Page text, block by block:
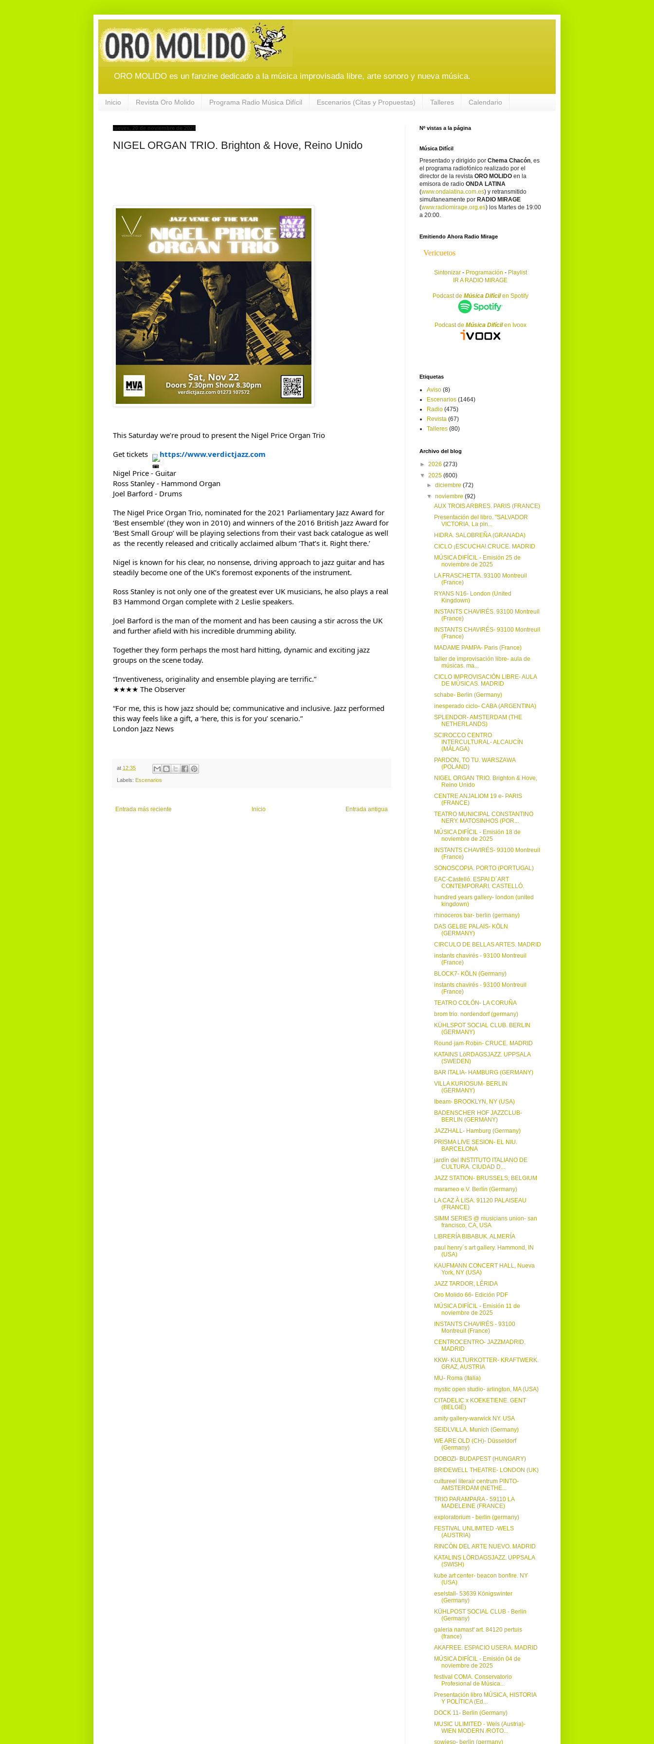
ORO MOLIDO es un fanzine dedicado a la música improvisada libre, arte sonoro y nueva música.
Inicio Revista Oro Molido Programa Radio Música Difícil Escenarios (Citas y Propuestas) Talleres Calendario
jueves, 20 de noviembre de 2025
NIGEL ORGAN TRIO. Brighton & Hove, Reino Unido
This Saturday we’re proud to present the Nigel Price Organ Trio
Get tickets
https://www.verdictjazz.com
Nigel Price - Guitar
Ross Stanley - Hammond Organ
Joel Barford - Drums
The Nigel Price Organ Trio, nominated for the 2021 Parliamentary Jazz Award for
‘Best ensemble’ (they won in 2010) and winners of the 2016 British Jazz Award for
‘Best Small Group’ will be playing selections from their vast back catalogue as well
as the recently released and critically acclaimed album ‘That’s it. Right there.’
Nigel is known for his clear, no nonsense, driving approach to jazz guitar and has
steadily become one of the UK’s foremost exponents of the instrument.
Ross Stanley is not only one of the greatest ever UK musicians, he also plays a real
B3 Hammond Organ complete with 2 Leslie speakers.
Joel Barford is the man of the moment and has been causing a stir across the UK
and further afield with his incredible drumming ability.
Together they form perhaps the most hard hitting, dynamic and exciting jazz
groups on the scene today.
“Inventiveness, originality and ensemble playing are terrific.”
★★★★ The Observer
“For me, this is how jazz should be; communicative and inclusive. Jazz performed
this way feels like a gift, a ‘here, this is for you’ scenario.”
London Jazz News
at 12:35
Labels: Escenarios
Entrada más reciente Entrada antigua
Inicio
Nº vistas a la página
Música Difícil
Presentado y dirigido por Chema Chacón, es
el programa radiofónico realizado por el
director de la revista ORO MOLIDO en la
emisora de radio ONDA LATINA
(www.ondalatina.com.es) y retransmitido
simultaneamente por RADIO MIRAGE
(www.radiomirage.org.es) los Martes de 19:00
a 20:00.
Emitiendo Ahora Radio Mirage
Sintonizar - Programación - Playlist
IR A RADIO MIRAGE
Podcast de Música Difícilen Spotify
Podcast de Música Difícilen Ivoox
Etiquetas
Aviso (8)
Escenarios (1464)
Radio (475)
Revista (67)
Talleres (80)
Archivo del blog
► 2026 (273)
▼ 2025 (600)
►diciembre(72)
▼noviembre(92)
AUX TROIS ARBRES. PARIS (FRANCE)
Presentación del libro. "SALVADOR
VICTORIA. La pin...
HIDRA. SALOBREÑA (GRANADA)
CICLO ¡ESCUCHA!.CRUCE. MADRID
MÚSICA DIFÍCIL - Emisión 25 de
noviembre de 2025
LA FRASCHETTA. 93100 Montreuil
(France)
RYANS N16- London (United
Kingdown)
INSTANTS CHAVIRÉS. 93100 Montreuil
(France)
INSTANTS CHAVIRÉS- 93100 Montreuil
(France)
MADAME PAMPA- Paris (France)
taller de improvisación libre- aula de
músicas. ma...
CICLO IMPROVISACIÓN LIBRE- AULA
DE MÚSICAS. MADRID
schabe- Berlin (Germany)
inesperado ciclo- CABA (ARGENTINA)
SPLENDOR- AMSTERDAM (THE
NETHERLANDS)
SCIROCCO CENTRO
INTERCULTURAL- ALCAUCÍN
(MÁLAGA)
PARDON, TO TU. WARSZAWA
(POLAND)
NIGEL ORGAN TRIO. Brighton & Hove,
Reino Unido
CENTRE ANJALIOM 19 e- PARIS
(FRANCE)
TEATRO MUNICIPAL CONSTANTINO
NERY. MATOSINHOS (POR...
MÚSICA DIFÍCIL - Emisión 18 de
noviembre de 2025
INSTANTS CHAVIRÉS- 93100 Montreuil
(France)
SONOSCOPIA. PORTO (PORTUGAL)
EAC-Castelló. ESPAI D´ART
CONTEMPORARI. CASTELLÓ.
hundred years gallery- london (united
kingdown)
rhinoceros bar- berlin (germany)
DAS GELBE PALAIS- KÖLN
(GERMANY)
CIRCULO DE BELLAS ARTES. MADRID
instants chavirés - 93100 Montreuil
(France)
BLOCK7- KÖLN (Germany)
instants chavirés - 93100 Montreuil
(France)
TEATRO COLÓN- LA CORUÑA
brom trio. nordendorf (germany)
KÜHLSPOT SOCIAL CLUB. BERLIN
(GERMANY)
Round·jam·Robin- CRUCE. MADRID
KATAINS LöRDAGSJAZZ. UPPSALA
(SWEDEN)
BAR ITALIA- HAMBURG (GERMANY)
VILLA KURIOSUM- BERLIN
(GERMANY)
Ibeam- BROOKLYN, NY (USA)
BADENSCHER HOF JAZZCLUB-
BERLIN (GERMANY)
JAZZHALL- Hamburg (Germany)
PRISMA LIVE SESION- EL NIU.
BARCELONA
jardín del INSTITUTO ITALIANO DE
CULTURA. CIUDAD D...
JAZZ STATION- BRUSSELS, BELGIUM
marameo e.V. Berlin (Germany)
LA CAZ À LISA. 91120 PALAISEAU
(FRANCE)
SIMM SERIES @ musicians union- san
francisco, CA, USA
LIBRERÍA BIBABUK. ALMERÍA
paul henry´s art gallery. Hammond, IN
(USA)
KAUFMANN CONCERT HALL, Nueva
York, NY (USA)
JAZZ TARDOR, LÉRIDA
Oro Molido 66- Edición PDF
MÚSICA DIFÍCIL - Emisión 11 de
noviembre de 2025
INSTANTS CHAVIRÉS - 93100
Montreuil (France)
CENTROCENTRO- JAZZMADRID.
MADRID
KKW- KULTURKOTTER- KRAFTWERK.
GRAZ, AUSTRIA
MU- Roma (Italia)
mystic open studio- arlington, MA (USA)
CITADELIC x KOEKETIENE. GENT
(BELGIË)
amity gallery-warwick NY. USA
SEIDLVILLA. Munich (Germany)
WE ARE OLD (CH)- Düsseldorf
(Germany)
DOBOZI- BUDAPEST (HUNGARY)
BRIDEWELL THEATRE- LONDON (UK)
cultureel literair centrum PINTO-
AMSTERDAM (NETHE...
TRIO PARAMPARA - 59110 LA
MADELEINE (FRANCE)
exploratorium - berlin (germany)
FESTIVAL UNLIMITED -WELS
(AUSTRIA)
RINCÓN DEL ARTE NUEVO. MADRID
KATALINS LÖRDAGSJAZZ. UPPSALA
(SWISH)
kube art center- beacon bonfire. NY
(USA)
eselstall- 53639 Königswinter
(Germany)
KÜHLPOST SOCIAL CLUB - Berlin
(Germany)
galeria namast' art. 84120 pertuis
(france)
AKAFREE. ESPACIO USERA. MADRID
MÚSICA DIFÍCIL - Emisión 04 de
noviembre de 2025
festival COMA. Conservatorio
Profesional de Música...
Presentación libro MÚSICA, HISTORIA
Y POLÍTICA (Ed...
DOCK 11- Berlin (Germany)
MUSIC ULIMITED - Wels (Austria)-
WIEN MODERN /ROTO...
sowieso- berlin (germany)